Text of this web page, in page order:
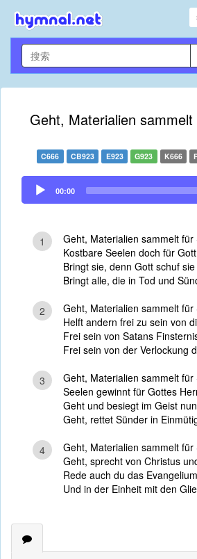
Geht, Materialien
C666 CB923 E923 G923 K666
Audio
Player
00:00
1
Geht, Materialien sammelt für
Kostbare Seelen doch für
Bringt sie, denn Gott schuf
Bringt alle, die in Tod und
2
Geht, Materialien sammelt für
Helft andern frei zu sein von
Frei sein von Satans
Frei sein von der Verlockung
3
Geht, Materialien sammelt für
Seelen gewinnt für Gottes
Geht und besiegt im Geist
Geht, rettet Sünder in
4
Geht, Materialien sammelt für
Geht, sprecht von Christus
Rede auch du das
Und in der Einheit mit den